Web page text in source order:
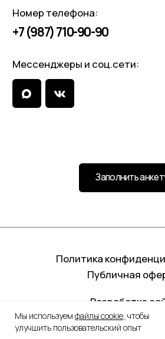
Мы используем файлы cookie, чтобы
улучшить пользовательский опыт